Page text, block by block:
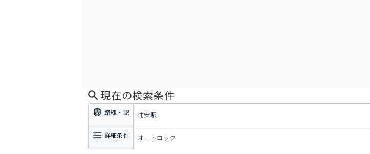
現在の検索条件
路線・駅 浦安駅
詳細条件 オートロック